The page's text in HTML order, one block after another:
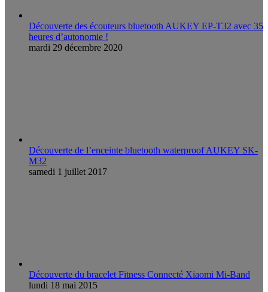
Découverte des écouteurs bluetooth AUKEY EP-T32 avec 35
heures d’autonomie !
mardi 29 décembre 2020
Découverte de l’enceinte bluetooth waterproof AUKEY SK-
M32
samedi 1 juillet 2017
Découverte du bracelet Fitness Connecté Xiaomi Mi-Band
lundi 18 mai 2015